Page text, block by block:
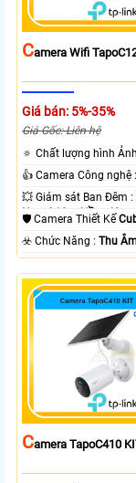
CAmera Wifi
Giá bán: 5%-35%
Giá Gốc: Liên hệ
🔅 Chất lượng hình
.
👍 Camera Công nghệ :
💥 Giám sát Ban Đêm :
Ngoại 10m Hồng Ngoại
🛡 Camera Thiết Kế
️☣️ Chức Năng :Thu
CAmera TapoC410